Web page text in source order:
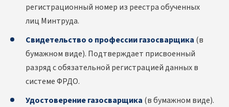
регистрационный номер из реестра обученных
лиц Минтруда.
Свидетельство о профессии газосварщика (в
бумажном виде). Подтверждает присвоенный
разряд с обязательной регистрацией данных в
системе ФРДО.
Удостоверение газосварщика (в бумажном виде).